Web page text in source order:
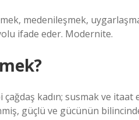
medenileşmek,
ifade eder. Modernite.
çağdaş kadın; susmak ve
güçlü ve gücünün